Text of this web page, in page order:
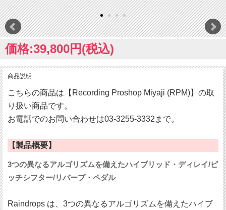
価格:39,800円(税込)
商品説明
こちらの商品は【Recording Proshop Miyaji (RPM)】の取
り扱い商品です。
お電話でのお問い合わせは03-3255-3332まで。
【製品概要】
3つの異なるアルゴリズムを備えたハイブリッド・ディレイ/ピ
ッチシフター/リバーブ・ペダル
Raindrops は、3つの異なるアルゴリズムを備えたハイブ